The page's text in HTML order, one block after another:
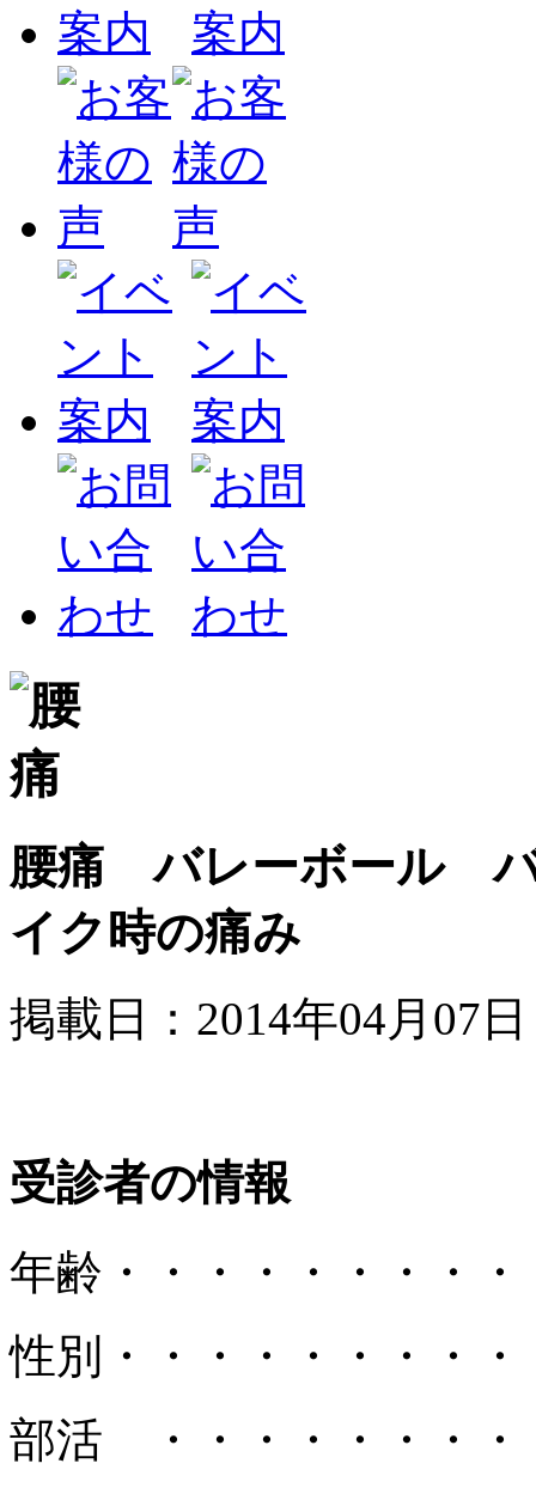
腰痛 バレーボール バ
イク時の痛み
掲載日：2014年04月07日
受診者の情報
年齢 ・・・・・・・・・
性別
・・・・・・・・・
部活 ・・・・・・・